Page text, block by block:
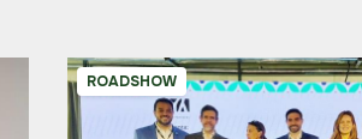
ROADSHOW